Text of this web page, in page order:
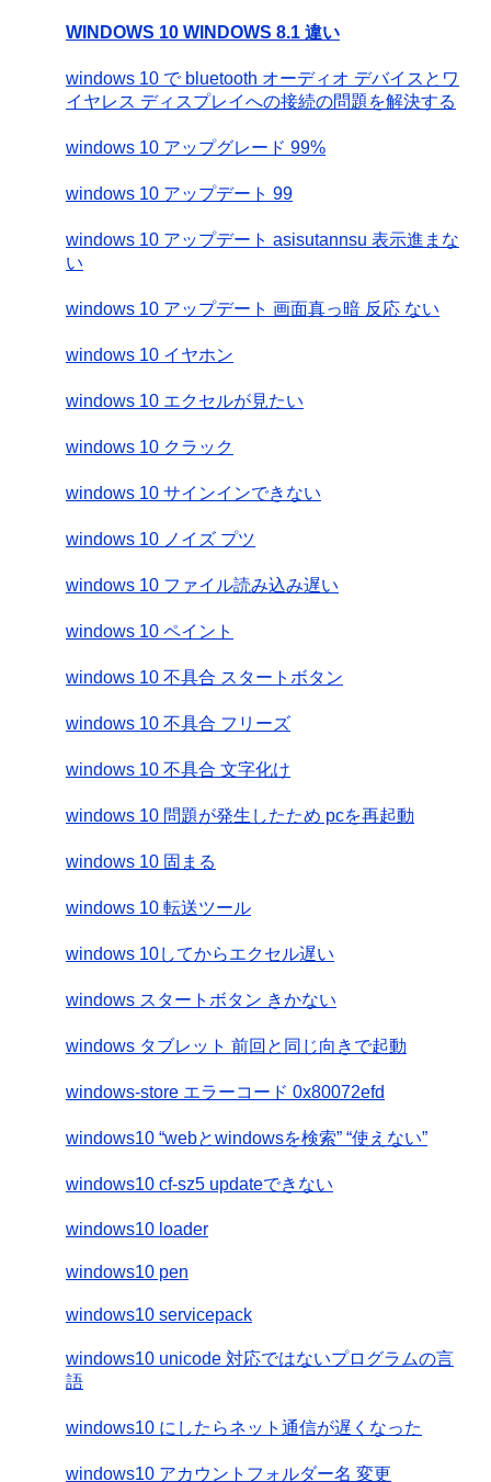
WINDOWS 10 WINDOWS 8.1 違い
windows 10 で bluetooth オーディオ デバイスとワ
イヤレス ディスプレイへの接続の問題を解決する
windows 10 アップグレード 99%
windows 10 アップデート 99
windows 10 アップデート asisutannsu 表示進まな
い
windows 10 アップデート 画面真っ暗 反応 ない
windows 10 イヤホン
windows 10 エクセルが見たい
windows 10 クラック
windows 10 サインインできない
windows 10 ノイズ プツ
windows 10 ファイル読み込み遅い
windows 10 ペイント
windows 10 不具合 スタートボタン
windows 10 不具合 フリーズ
windows 10 不具合 文字化け
windows 10 問題が発生したため pcを再起動
windows 10 固まる
windows 10 転送ツール
windows 10してからエクセル遅い
windows スタートボタン きかない
windows タブレット 前回と同じ向きで起動
windows-store エラーコード 0x80072efd
windows10 “webとwindowsを検索” “使えない”
windows10 cf-sz5 updateできない
windows10 loader
windows10 pen
windows10 servicepack
windows10 unicode 対応ではないプログラムの言
語
windows10 にしたらネット通信が遅くなった
windows10 アカウントフォルダー名 変更